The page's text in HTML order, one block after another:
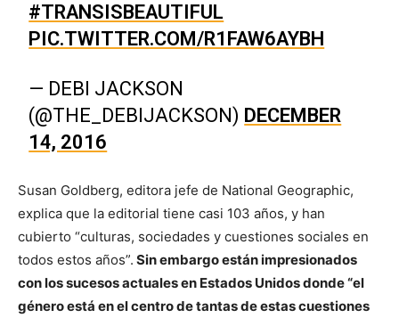
#TRANSISBEAUTIFUL
PIC.TWITTER.COM/R1FAW6AYBH
— DEBI JACKSON
(@THE_DEBIJACKSON) DECEMBER
14, 2016
Susan Goldberg, editora jefe de National Geographic,
explica que la editorial tiene casi 103 años, y han
cubierto “culturas, sociedades y cuestiones sociales en
todos estos años”. Sin embargo están impresionados
con los sucesos actuales en Estados Unidos donde “el
género está en el centro de tantas de estas cuestiones